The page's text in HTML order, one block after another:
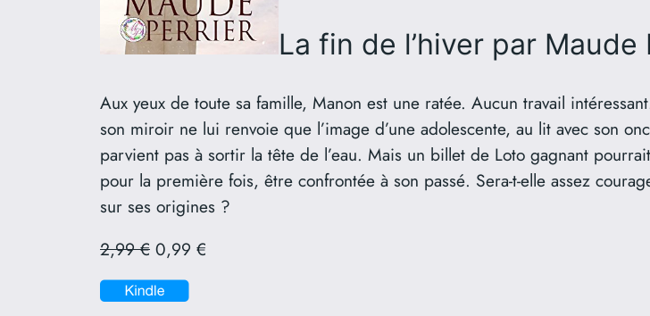
La fin de l’hiver par Maude
Aux yeux de toute sa famille, Manon est une ratée. Aucun travail
son miroir ne lui renvoie que l’image d’une adolescente, au lit avec son
parvient pas à sortir la tête de l’eau. Mais un billet de Loto gagnant
pour la première fois, être confrontée à son passé. Sera-t-elle assez
sur ses origines ?
2,99 € 0,99 €